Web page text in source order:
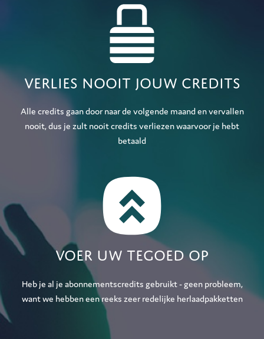
Verlies nooit jouw credits
Alle credits gaan door naar de volgende maand en vervallen
nooit, dus je zult nooit credits verliezen waarvoor je hebt
betaald
Voer uw tegoed op
Heb je al je abonnementscredits gebruikt - geen probleem,
want we hebben een reeks zeer redelijke herlaadpakketten